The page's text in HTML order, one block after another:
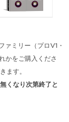
ァミリー（プロV1・
かをご購入くださ
ます。
くなり次第終了と